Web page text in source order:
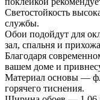
Светостойкость
службы.
Обои подойдут для
зал, спальня и
Благодаря
вашем доме и
Материал основы —
горячего тиснения.